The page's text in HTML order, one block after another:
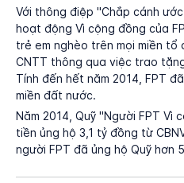
Với thông điệp "Chắp cánh
hoạt động Vì cộng đồng của
trẻ em nghèo trên mọi miền
CNTT thông qua việc trao
Tính đến hết năm 2014, FPT
miền đất nước.
Năm 2014, Quỹ "Người FPT Vì
tiền ủng hộ 3,1 tỷ đồng từ
người FPT đã ủng hộ Quỹ hơn